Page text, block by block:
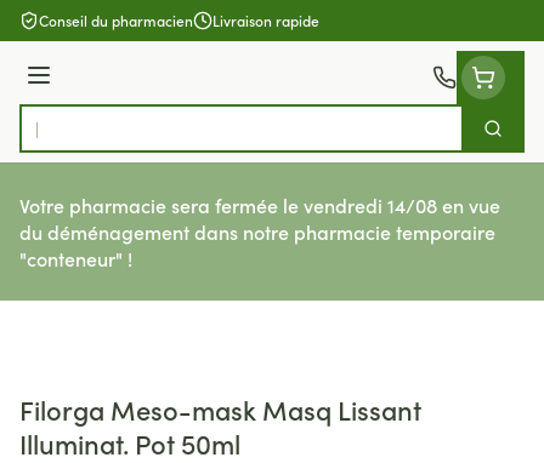
Aller au contenu
Conseil du pharmacien Livraison rapide
Menu
Rechercher
Votre pharmacie sera fermée le vendredi 14/08 en vue
du déménagement dans notre pharmacie temporaire
"conteneur" !
Filorga Meso-mask Masq Lissant
Illuminat. Pot 50ml